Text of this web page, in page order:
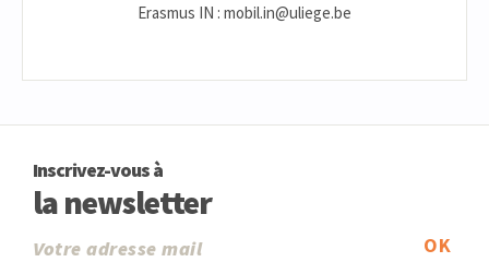
Erasmus IN : mobil.in@uliege.be
Inscrivez-vous à
la newsletter
OK